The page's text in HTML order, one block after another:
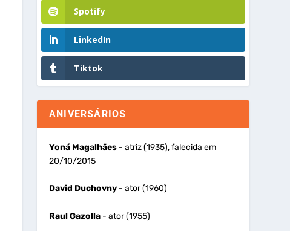
Spotify
LinkedIn
Tiktok
ANIVERSÁRIOS
Yoná Magalhães- atriz (1935), falecida em
20/10/2015
David Duchovny- ator (1960)
Raul Gazolla- ator (1955)